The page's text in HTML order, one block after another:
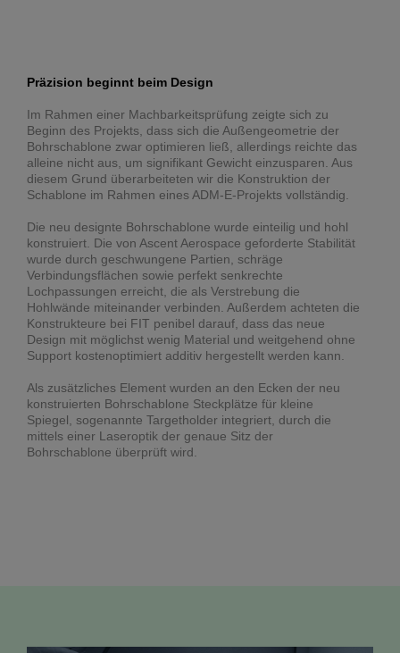
Präzision beginnt beim Design
Im Rahmen einer Machbarkeitsprüfung zeigte sich zu
Beginn des Projekts, dass sich die Außengeometrie der
Bohrschablone zwar optimieren ließ, allerdings reichte das
alleine nicht aus, um signifikant Gewicht einzusparen. Aus
diesem Grund überarbeiteten wir die Konstruktion der
Schablone im Rahmen eines ADM-E-Projekts vollständig.
Die neu designte Bohrschablone wurde einteilig und hohl
konstruiert. Die von Ascent Aerospace geforderte Stabilität
wurde durch geschwungene Partien, schräge
Verbindungsflächen sowie perfekt senkrechte
Lochpassungen erreicht, die als Verstrebung die
Hohlwände miteinander verbinden. Außerdem achteten die
Konstrukteure bei FIT penibel darauf, dass das neue
Design mit möglichst wenig Material und weitgehend ohne
Support kostenoptimiert additiv hergestellt werden kann.
Als zusätzliches Element wurden an den Ecken der neu
konstruierten Bohrschablone Steckplätze für kleine
Spiegel, sogenannte Targetholder integriert, durch die
mittels einer Laseroptik der genaue Sitz der
Bohrschablone überprüft wird.